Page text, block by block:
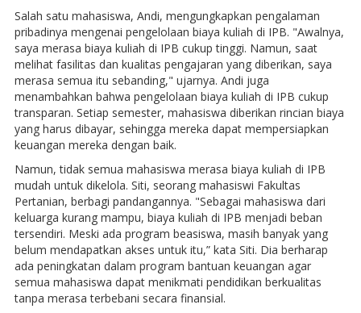
Salah satu mahasiswa, Andi, mengungkapkan pengalaman
pribadinya mengenai pengelolaan biaya kuliah di IPB. "Awalnya,
saya merasa biaya kuliah di IPB cukup tinggi. Namun, saat
melihat fasilitas dan kualitas pengajaran yang diberikan, saya
merasa semua itu sebanding," ujarnya. Andi juga
menambahkan bahwa pengelolaan biaya kuliah di IPB cukup
transparan. Setiap semester, mahasiswa diberikan rincian biaya
yang harus dibayar, sehingga mereka dapat mempersiapkan
keuangan mereka dengan baik.
Namun, tidak semua mahasiswa merasa biaya kuliah di IPB
mudah untuk dikelola. Siti, seorang mahasiswi Fakultas
Pertanian, berbagi pandangannya. "Sebagai mahasiswa dari
keluarga kurang mampu, biaya kuliah di IPB menjadi beban
tersendiri. Meski ada program beasiswa, masih banyak yang
belum mendapatkan akses untuk itu,” kata Siti. Dia berharap
ada peningkatan dalam program bantuan keuangan agar
semua mahasiswa dapat menikmati pendidikan berkualitas
tanpa merasa terbebani secara finansial.